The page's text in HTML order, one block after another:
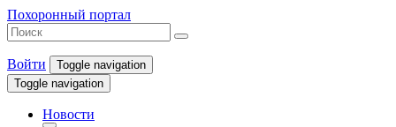
Похоронный портал
Войти
Toggle navigation
Toggle navigation
Новости